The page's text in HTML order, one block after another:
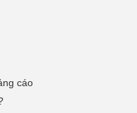
cáo